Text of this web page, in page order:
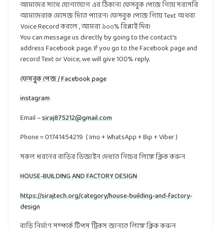
আমাদের সাথে যোগাযোগ এর ঠিকানা ফেসবুক পেজে গিয়ে সরাসরি
আমাদেরকে মেসেজ দিতে পারেন। ফেসবুক পেজে গিয়ে Text অথবা
Voice Record করলে , আমরা ১০০% রিপ্লাই দিব।
You can message us directly by going to the contact's
address Facebook page. If you go to the Facebook page and
record Text or Voice, we will give 100% reply.
ফেসবুক পেজ / Facebook page
instagram
Email –siraj875212@gmail.com
Phone = 01741454219 ( Imo + WhatsApp + Bip + Viber )
সকল ধরনের বাড়ির ডিজাইন দেখতে নিচের লিঙ্কে ক্লিক করুন
HOUSE-BUILDING AND FACTORY DESIGN
https://sirajtech.org/category/house-building-and-factory-
design
বাড়ি নির্মাণ সম্পর্কে টিপস ট্রিকস জানতে লিঙ্কে ক্লিক করুন